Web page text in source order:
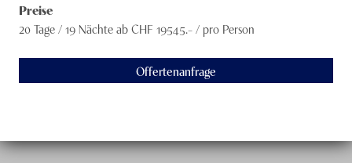
Preise
20 Tage / 19 Nächteab CHF 19545.– / pro Person
Offertenanfrage